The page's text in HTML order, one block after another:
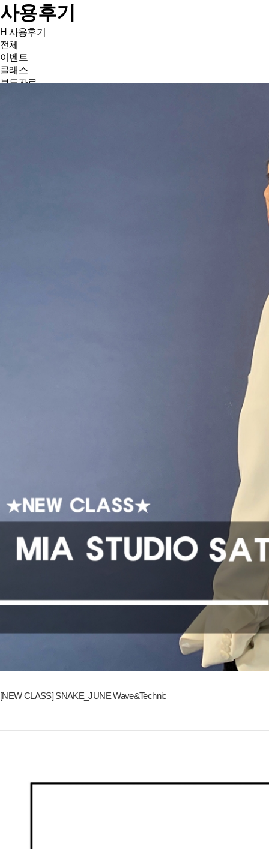
사용후기
H 사용후기
전체
이벤트
클래스
보도자료
[NEW CLASS] SNAKE_JUNE Wave&Technic